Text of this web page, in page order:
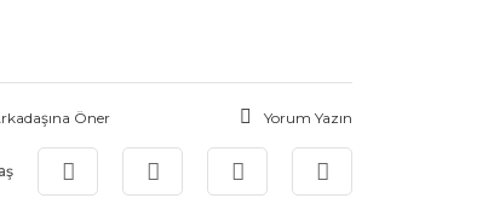
Öner Yorum Yazın